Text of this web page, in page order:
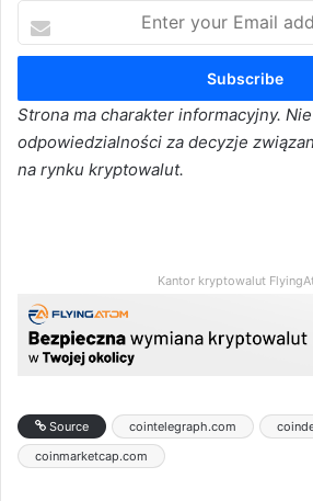
your
address
Strona ma charakter informacyjny.
odpowiedzialności za decyzje
na rynku kryptowalut.
Kantor kryptowalut
Source cointelegraph.com
coinmarketcap.com